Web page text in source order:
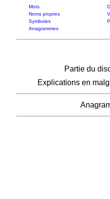
Mots
Noms propres
Symboles
Anagrammes
Partie du
Explications en